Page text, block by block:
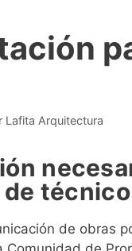
Lafita Arquitectura
técnico
de obras